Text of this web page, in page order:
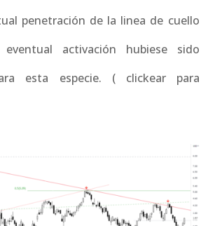
penetración de la linea de cuello
activación hubiese sido
esta especie. ( clickear para